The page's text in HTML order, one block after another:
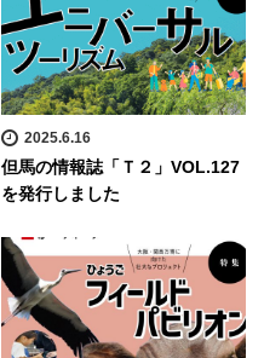
2025.6.16
但馬の情報誌「Ｔ２」VOL.127
を発行しました